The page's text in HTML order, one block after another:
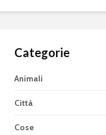
Categorie
Animali
Città
Cose